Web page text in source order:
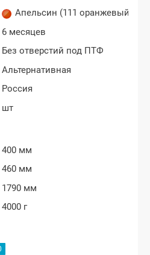
Апельсин (111 оранжевый)
6 месяцев
Без отверстий под ПТФ
Альтернативная
Россия
шт
400 мм
460 мм
1790 мм
4000 г